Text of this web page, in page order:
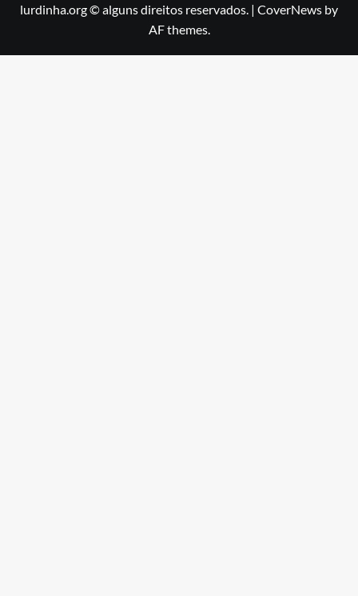
lurdinha.org © alguns direitos reservados. | CoverNews by
AF themes.